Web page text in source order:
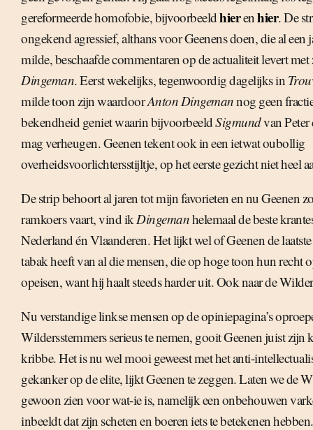
gereformeerde homofobie, bijvoorbeeldhierenhier. De
ongekend agressief, althans voor Geenens doen, die al een
milde, beschaafde commentaren op de actualiteit levert
Dingeman. Eerst wekelijks, tegenwoordig dagelijks in
milde toon zijn waardoorAnton Dingemannog geen
bekendheid geniet waarin bijvoorbeeldSigmundvan
mag verheugen. Geenen tekent ook in een ietwat oubollig
overheidsvoorlichtersstijltje, op het eerste gezicht niet heel
De strip behoort al jaren tot mijn favorieten en nu Geenen
ramkoers vaart, vind ikDingemanhelemaal de beste
Nederland én Vlaanderen. Het lijkt wel of Geenen de
tabak heeft van al die mensen, die op hoge toon hun recht
opeisen, want hij haalt steeds harder uit. Ook naar de
Nu verstandige linkse mensen op de opiniepagina’s
Wildersstemmers serieus te nemen, gooit Geenen juist zijn
kribbe. Het is nu wel mooi geweest met het anti-
gekanker op de elite, lijkt Geenen te zeggen. Laten we de
gewoon zien voor wat-ie is, namelijk een onbehouwen
inbeeldt dat zijn scheten en boeren iets te betekenen